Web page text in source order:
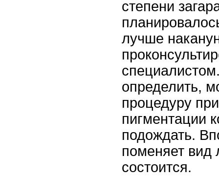
степени
лучше
определить,
процедуру
пигментации
подождать.
поменяет вид
состоится.